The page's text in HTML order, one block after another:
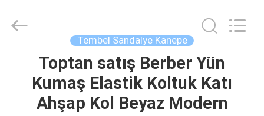
ÜRÜNLER
Limited.
Tembel Sandalye Kanepe
Toptan satış Berber Yün
Kumaş Elastik Koltuk Katı
Ahşap Kol Beyaz Modern